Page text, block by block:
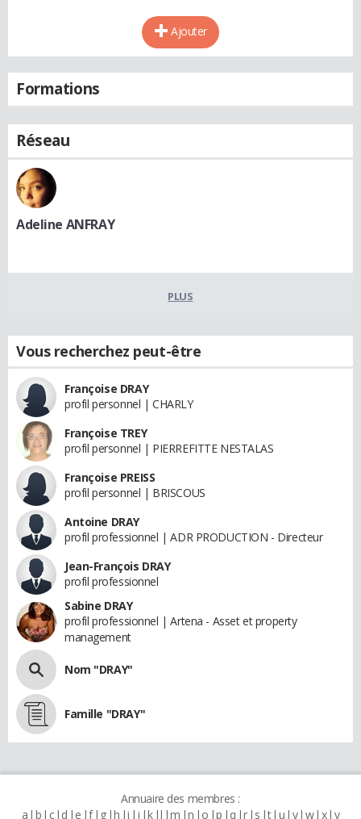
Ajouter
Formations
Réseau
Adeline ANFRAY
PLUS
Vous recherchez peut-être
Françoise DRAY
profil personnel | CHARLY
Françoise TREY
profil personnel | PIERREFITTE NESTALAS
Françoise PREISS
profil personnel | BRISCOUS
Antoine DRAY
profil professionnel | ADR PRODUCTION - Directeur
Jean-François DRAY
profil professionnel
Sabine DRAY
profil professionnel | Artena - Asset et property
management
Nom "DRAY"
Famille "DRAY"
Annuaire des membres :
a b c d e f g h i j k l m n o p q r s t u v w x y